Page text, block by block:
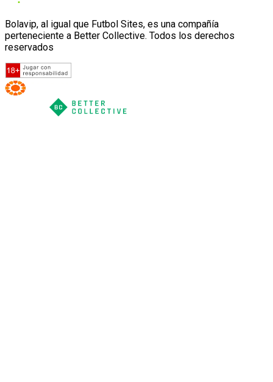
Bolavip, al igual que Futbol Sites, es una compañía
perteneciente a Better Collective. Todos los derechos
reservados